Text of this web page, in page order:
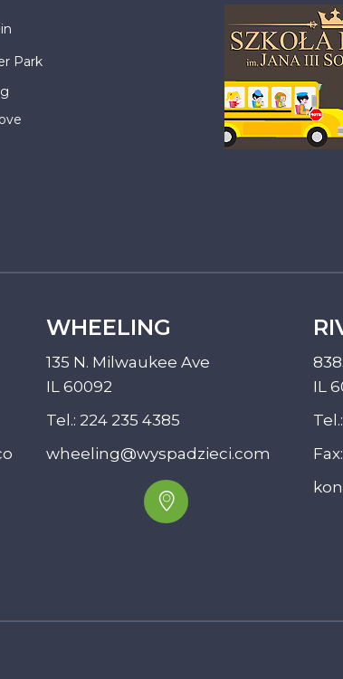
Park
WHEELING
135 N. Milwaukee Ave
IL 60092
Tel.: 224 235 4385
wheeling@wyspadzieci.com
IL
Tel.: